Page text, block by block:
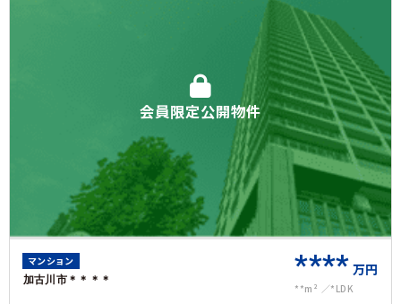
会員限定公開物件
マンション
加古川市＊＊＊＊ **** 万円
**m² *LDK